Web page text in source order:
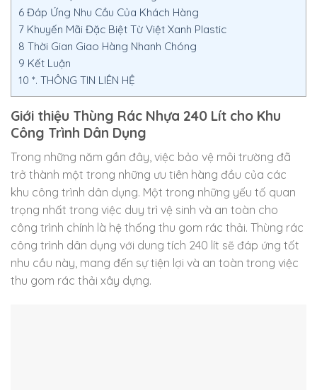
6 Đáp Ứng Nhu Cầu Của Khách Hàng
7 Khuyến Mãi Đặc Biệt Từ Việt Xanh Plastic
8 Thời Gian Giao Hàng Nhanh Chóng
9 Kết Luận
10 *. THÔNG TIN LIÊN HỆ
Giới thiệu Thùng Rác Nhựa 240 Lít cho Khu
Công Trình Dân Dụng
Trong những năm gần đây, việc bảo vệ môi trường đã
trở thành một trong những ưu tiên hàng đầu của các
khu công trình dân dụng. Một trong những yếu tố quan
trọng nhất trong việc duy trì vệ sinh và an toàn cho
công trình chính là hệ thống thu gom rác thải. Thùng rác
công trình dân dụng với dung tích 240 lít sẽ đáp ứng tốt
nhu cầu này, mang đến sự tiện lợi và an toàn trong việc
thu gom rác thải xây dựng.